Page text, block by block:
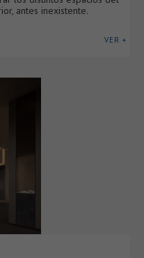
antes inexistente.
VER +